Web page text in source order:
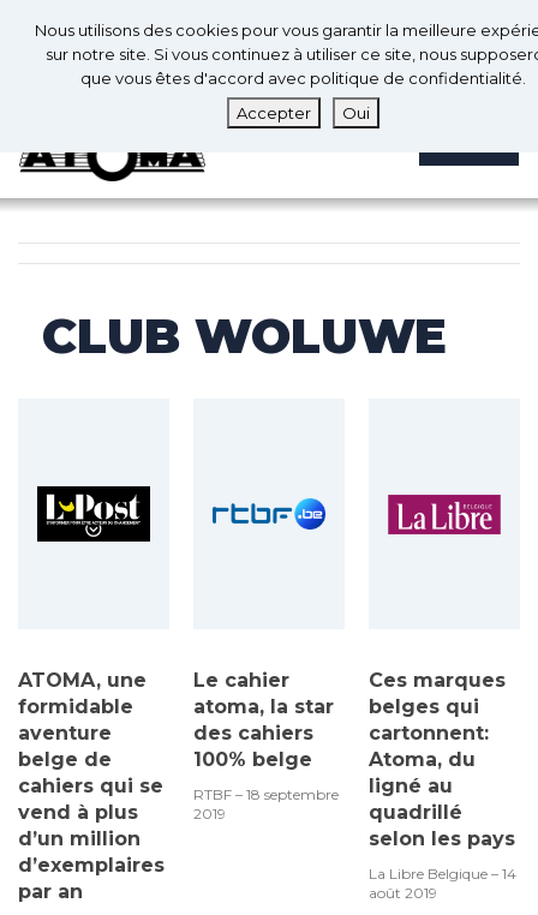
Fr
0 0
CLUB WOLUWE
ATOMA, une
formidable
aventure
belge de
cahiers qui se
vend à plus
d’un million
d’exemplaires
par an
Le cahier
atoma, la star
des cahiers
100% belge
RTBF – 18 septembre
2019
Ces marques
belges qui
cartonnent:
Atoma, du
ligné au
quadrillé
selon les pays
La Libre Belgique – 14
août 2019
Nous utilisons des cookies pour vous garantir la meilleure
sur notre site. Si vous continuez à utiliser ce site, nous
que vous êtes d'accord avec politique de confidentialité.
Accepter
Oui